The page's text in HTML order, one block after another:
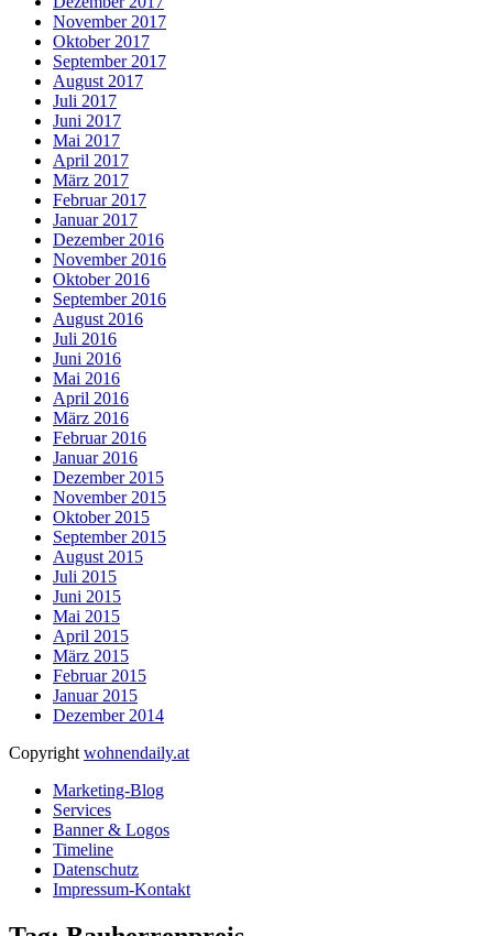
November 2017
Oktober 2017
September 2017
August 2017
Juli 2017
Juni 2017
Mai 2017
April 2017
März 2017
Februar 2017
Januar 2017
Dezember 2016
November 2016
Oktober 2016
September 2016
August 2016
Juli 2016
Juni 2016
Mai 2016
April 2016
März 2016
Februar 2016
Januar 2016
Dezember 2015
November 2015
Oktober 2015
September 2015
August 2015
Juli 2015
Juni 2015
Mai 2015
April 2015
März 2015
Februar 2015
Januar 2015
Dezember 2014
Copyright wohnendaily.at
Marketing-Blog
Services
Banner & Logos
Timeline
Datenschutz
Impressum-Kontakt